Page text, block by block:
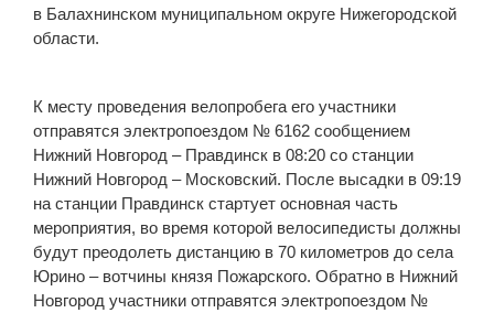
в Балахнинском муниципальном округе Нижегородской
области.
К месту проведения велопробега его участники
отправятся электропоездом № 6162 сообщением
Нижний Новгород – Правдинск в 08:20 со станции
Нижний Новгород – Московский. После высадки в 09:19
на станции Правдинск стартует основная часть
мероприятия, во время которой велосипедисты должны
будут преодолеть дистанцию в 70 километров до села
Юрино – вотчины князя Пожарского. Обратно в Нижний
Новгород участники отправятся электропоездом №